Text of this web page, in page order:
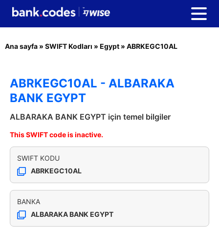
Ana sayfa » SWIFT Kodları » Egypt » ABRKEGC10AL
ABRKEGC10AL - ALBARAKA
BANK EGYPT
ALBARAKA BANK EGYPT için temel bilgiler
This SWIFT code is inactive.
SWIFT KODU
ABRKEGC10AL
BANKA
ALBARAKA BANK EGYPT